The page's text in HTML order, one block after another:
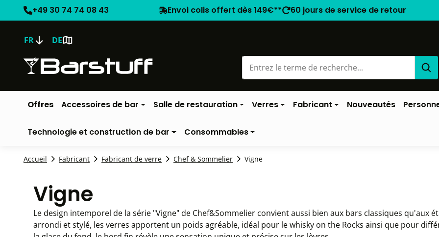
+49 30 74 74 08 43 Envoi colis offert dès 149€** 60 jours de service de retour
FR DE
Offres Accessoires de bar Salle de restauration Verres Fabricant Nouveautés
Technologie et construction de bar Consommables
Accueil Fabricant Fabricant de verre Chef & Sommelier Vigne
Vigne
Le design intemporel de la série "Vigne" de Chef&Sommelier convient aussi bien aux bars classiques qu'aux
arrondi et stylé, les verres apportent un poids agréable, idéal pour le whisky on the Rocks ainsi que pour